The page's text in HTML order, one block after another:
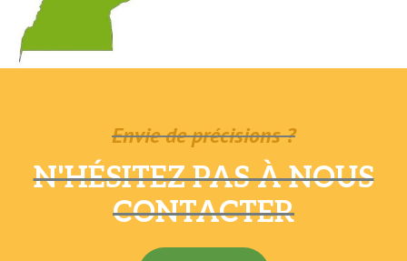
Envie de précisions ?
N'HÉSITEZ PAS À NOUS
CONTACTER